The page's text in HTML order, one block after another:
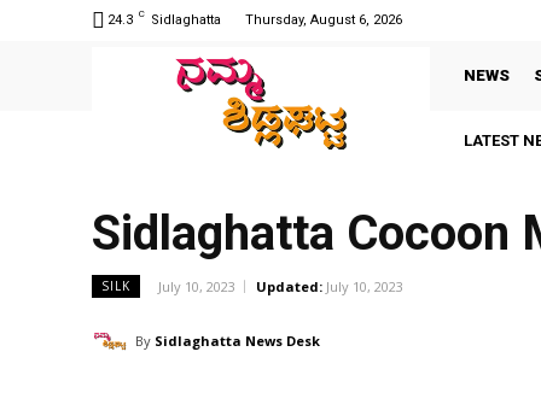
24.3 C Sidlaghatta Thursday, August 6, 2026
NEWS
LATEST
Sidlaghatta
SILK July 10, 2023 Updated: July 10, 2023
By Sidlaghatta News Desk